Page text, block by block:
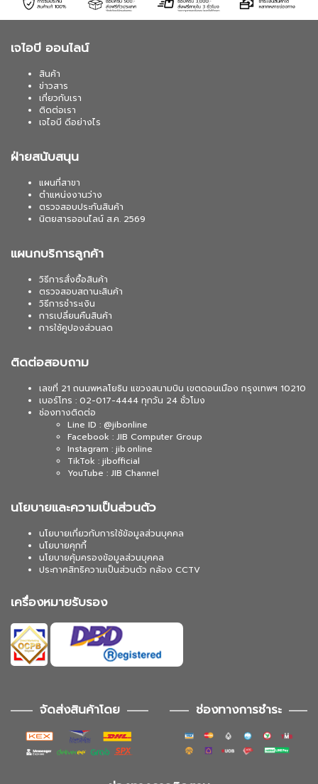
เจไอบี ออนไลน์
สินค้า
ข่าวสาร
เกี่ยวกับเรา
ติดต่อเรา
เจไอบี ดีอย่างไร
ฝ่ายสนับสนุน
แผนที่สาขา
ตำแหน่งงานว่าง
ตรวจสอบประกันสินค้า
นิตยสารออนไลน์ ส.ค. 2569
แผนกบริการลูกค้า
วิธีการสั่งซื้อสินค้า
ตรวจสอบสถานะสินค้า
วิธีการชำระเงิน
การเปลี่ยนคืนสินค้า
การใช้คูปองส่วนลด
ติดต่อสอบถาม
เลขที่ 21 ถนนพหลโยธิน แขวงสนามบิน เขตดอนเมือง กรุงเทพฯ 10210
เบอร์โทร : 02-017-4444 ทุกวัน 24 ชั่วโมง
ช่องทางติดต่อ
Line ID : @jibonline
Facebook : JIB Computer Group
Instagram : jib.online
TikTok : jibofficial
YouTube : JIB Channel
นโยบายและความเป็นส่วนตัว
นโยบายเกี่ยวกับการใช้ข้อมูลส่วนบุคคล
นโยบายคุกกี้
นโยบายคุ้มครองข้อมูลส่วนบุคคล
ประกาศสิทธิความเป็นส่วนตัว กล้อง CCTV
เครื่องหมายรับรอง
จัดส่งสินค้าโดย ช่องทางการชำระ